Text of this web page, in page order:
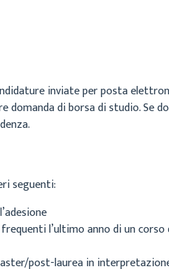
inviate per posta
di borsa di studio. Se
seguenti:
l’ultimo anno di un
post-laurea in